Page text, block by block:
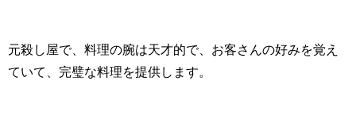
元殺し屋で、料理の腕は天才的で、お客さんの好みを覚え
ていて、完璧な料理を提供します。